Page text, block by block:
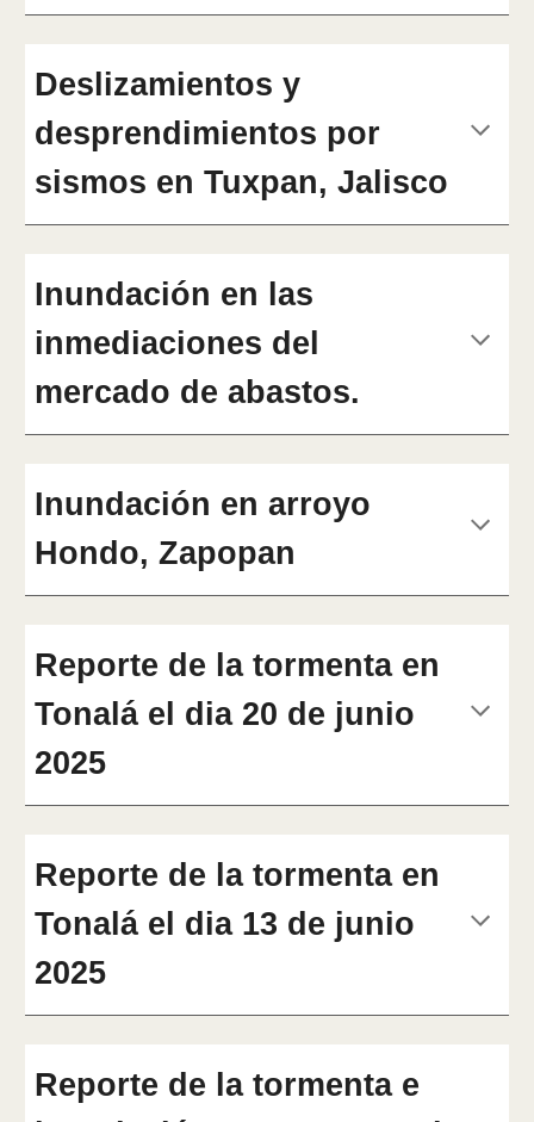
Deslizamientos y
desprendimientos por
sismos en Tuxpan, Jalisco
Inundación en las
inmediaciones del
mercado de abastos.
Inundación en arroyo
Hondo, Zapopan
Reporte de la tormenta en
Tonalá el dia 20 de junio
2025
Reporte de la tormenta en
Tonalá el dia 13 de junio
2025
Reporte de la tormenta e